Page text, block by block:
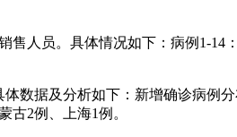
人员。具体情况如下：病例1-
数据及分析如下：新增确诊病例
古2例、上海1例。